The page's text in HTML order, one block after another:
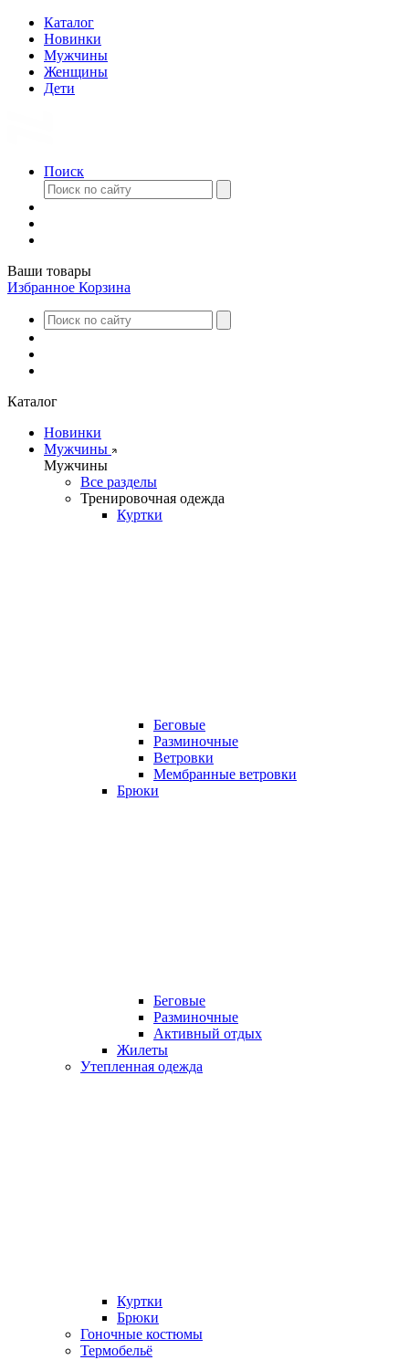
Каталог
Новинки
Мужчины
Женщины
Дети
Поиск
Ваши товары
Избранное Корзина
Каталог
Новинки
Мужчины
Мужчины
Все разделы
Тренировочная одежда
Куртки
Беговые
Разминочные
Ветровки
Мембранные ветровки
Брюки
Беговые
Разминочные
Активный отдых
Жилеты
Утепленная одежда
Куртки
Брюки
Гоночные костюмы
Термобельё